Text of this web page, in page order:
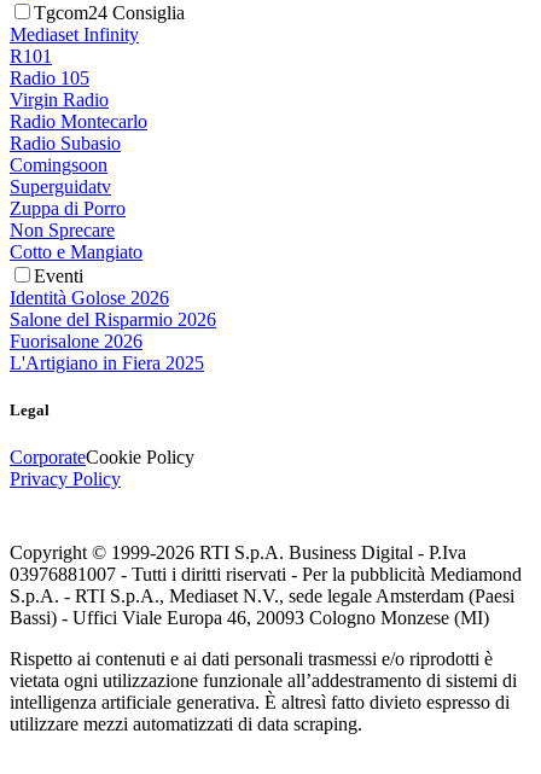
Tgcom24 Consiglia
Mediaset Infinity
R101
Radio 105
Virgin Radio
Radio Montecarlo
Radio Subasio
Comingsoon
Superguidatv
Zuppa di Porro
Non Sprecare
Cotto e Mangiato
Eventi
Identità Golose 2026
Salone del Risparmio 2026
Fuorisalone 2026
L'Artigiano in Fiera 2025
Legal
CorporateCookie Policy
Privacy Policy
Copyright © 1999-2026 RTI S.p.A. Business Digital - P.Iva
03976881007 - Tutti i diritti riservati - Per la pubblicità Mediamond
S.p.A. - RTI S.p.A., Mediaset N.V., sede legale Amsterdam (Paesi
Bassi) - Uffici Viale Europa 46, 20093 Cologno Monzese (MI)
Rispetto ai contenuti e ai dati personali trasmessi e/o riprodotti è
vietata ogni utilizzazione funzionale all’addestramento di sistemi di
intelligenza artificiale generativa. È altresì fatto divieto espresso di
utilizzare mezzi automatizzati di data scraping.